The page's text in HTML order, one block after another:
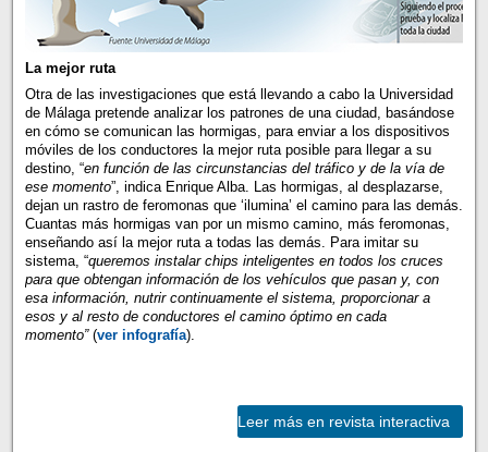
La mejor ruta
Otra de las investigaciones que está llevando a cabo la Universidad
de Málaga pretende analizar los patrones de una ciudad, basándose
en cómo se comunican las hormigas, para enviar a los dispositivos
móviles de los conductores la mejor ruta posible para llegar a su
destino, “en función de las circunstancias del tráfico y de la vía de
ese momento”, indica Enrique Alba. Las hormigas, al desplazarse,
dejan un rastro de feromonas que ‘ilumina’ el camino para las demás.
Cuantas más hormigas van por un mismo camino, más feromonas,
enseñando así la mejor ruta a todas las demás. Para imitar su
sistema, “queremos instalar chips inteligentes en todos los cruces
para que obtengan información de los vehículos que pasan y, con
esa información, nutrir continuamente el sistema, proporcionar a
esos y al resto de conductores el camino óptimo en cada
momento”(ver infografía).
Leer más en revista interactiva